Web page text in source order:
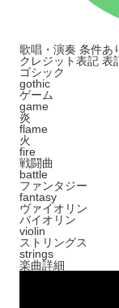
歌唱・演奏 条件あ
クレジット表記 表
ゴシック
gothic
ゲーム
game
炎
flame
火
fire
戦闘曲
battle
ファンタジー
fantasy
ヴァイオリン
バイオリン
violin
ストリングス
strings
楽曲詳細